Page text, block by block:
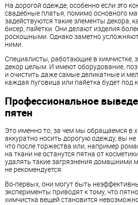
На дорогой одежде, особенно если это
свадебные платья, помимо основного
задействуются такие элементы декора,
бисер, пайетки. Они делают изделия
роскошными. Однако заметно
ними.
Специалисты, работающие в химчистке,
декор целым. И имеют оборудование,
и очистить даже самые деликатные и
каждая пуговица или пайетка будет под
Профессиональное
пятен
Это именно то, за чем мы обращаемся в
аккуратно носить дорогую одежду, вы не
что после торжества или, например
на ткани не останутся пятна от
удалять такие загрязнения домашними
не рекомендуется.
Во-первых, они могут быть
эксперименты приводят к тому, что
химчистка вещей становится